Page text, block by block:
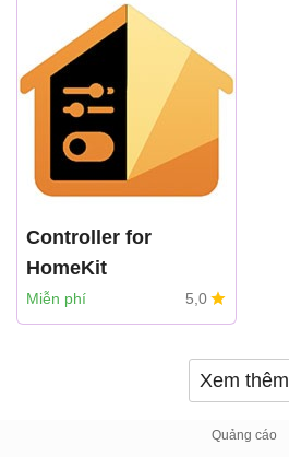
Controller for
HomeKit
acasa Software GmbH
Miễn phí 5,0
Xem thêm